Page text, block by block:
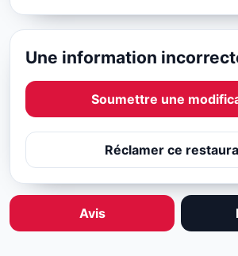
Une information
Soumettre une
Réclamer ce
Avis